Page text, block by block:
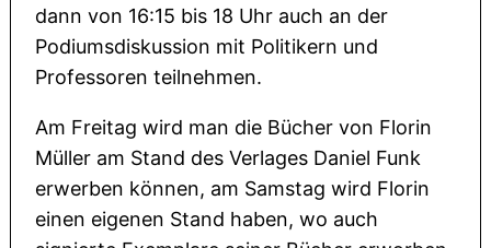
dann von 16:15 bis 18 Uhr auch an der
Podiumsdiskussion mit Politikern und
Professoren teilnehmen.
Am Freitag wird man die Bücher von Florin
Müller am Stand des Verlages Daniel Funk
erwerben können, am Samstag wird Florin
einen eigenen Stand haben, wo auch